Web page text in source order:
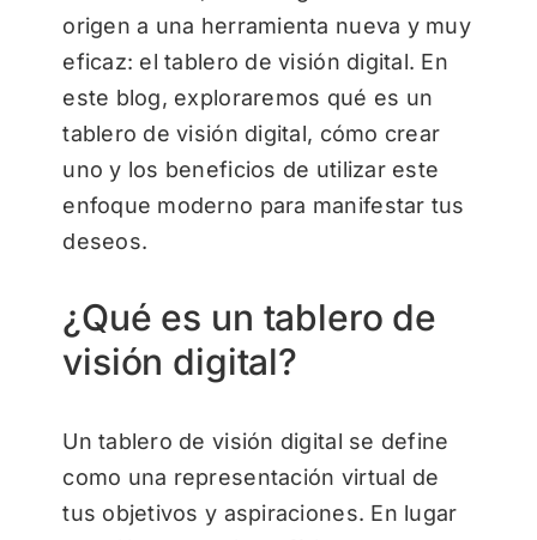
origen a una herramienta nueva y muy
eficaz: el tablero de visión digital. En
este blog, exploraremos qué es un
tablero de visión digital, cómo crear
uno y los beneficios de utilizar este
enfoque moderno para manifestar tus
deseos.
¿Qué es un tablero de
visión digital?
Un tablero de visión digital se define
como una representación virtual de
tus objetivos y aspiraciones. En lugar